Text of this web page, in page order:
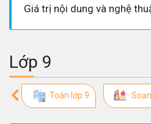
Giá trị nội dung và nghệ
Lớp 9
Toán lớp 9